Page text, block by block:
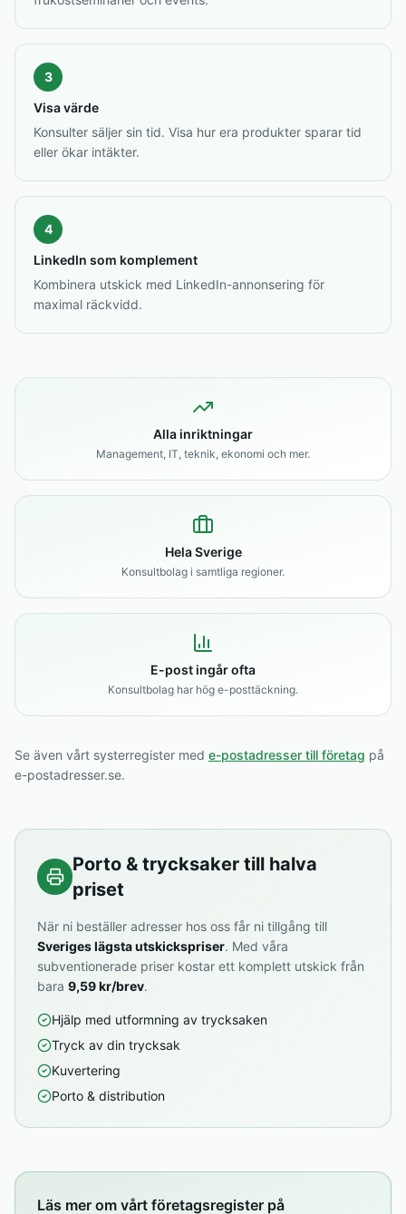
3
Visa värde
Konsulter säljer sin tid. Visa hur era produkter sparar tid
eller ökar intäkter.
4
LinkedIn som komplement
Kombinera utskick med LinkedIn-annonsering för
maximal räckvidd.
Alla inriktningar
Management, IT, teknik, ekonomi och mer.
Hela Sverige
Konsultbolag i samtliga regioner.
E-post ingår ofta
Konsultbolag har hög e-posttäckning.
Se även vårt systerregister med e-postadresser till företag på
e-postadresser.se.
Porto & trycksaker till halva
priset
När ni beställer adresser hos oss får ni tillgång till
Sveriges lägsta utskickspriser. Med våra
subventionerade priser kostar ett komplett utskick från
bara 9,59 kr/brev.
Hjälp med utformning av trycksaken
Tryck av din trycksak
Kuvertering
Porto & distribution
Läs mer om vårt företagsregister på